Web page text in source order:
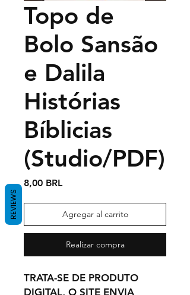
Topo de
Bolo Sansão
e Dalila
Histórias
Bíblicias
(Studio/PDF)
8,00 BRLPrecio
Agregar al carrito
Realizar compra
TRATA-SE DE PRODUTO
DIGITAL, O SITE ENVIA
REVIEWS